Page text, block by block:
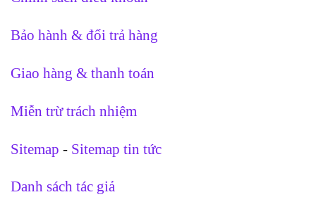
Bảo hành & đổi trả hàng
Giao hàng & thanh toán
Miễn trừ trách nhiệm
Sitemap - Sitemap tin tức
Danh sách tác giả